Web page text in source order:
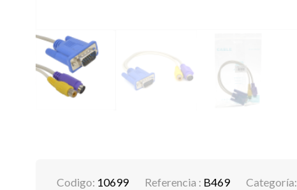
Codigo: 10699 Referencia : B469 Categoría: